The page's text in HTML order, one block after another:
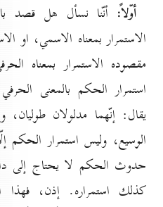
أوّلاً: أنّنا نسأل هل قصد
الاستمرار بمعناه الاسمي، او
مقصوده الاستمرار بمعناه
استمرار الحكم بالمعنى
يقال: إنّهما مدلولان
الوسيع، وليس استمرار
حدوث الحكم لا يحتاج إلى
كذلك استمراره. إذن،